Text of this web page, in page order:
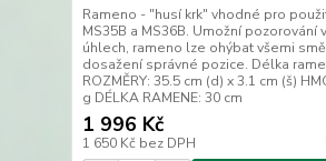
Rameno - "husí krk" vhodné pro
MS35B a MS36B. Umožní pozorování
úhlech, rameno lze ohýbat všemi
dosažení správné pozice. Délka
ROZMĚRY: 35.5 cm (d) x 3.1 cm (š)
g DÉLKA RAMENE: 30 cm
1 996 Kč
1 650 Kč bez DPH